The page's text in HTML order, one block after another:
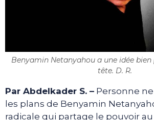
Benyamin Netanyahou a une idée
tête. D. R.
Par Abdelkader S. – Personne
les plans de Benyamin
radicale qui partage le pouvoir